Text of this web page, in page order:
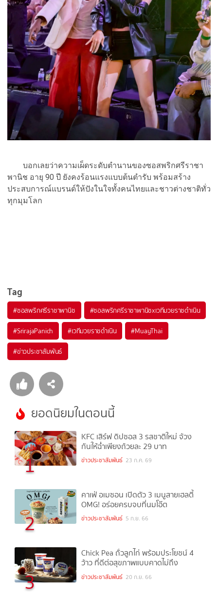
บอกเลยว่าความเผ็ดระดับตำนานของซอสพริกศรีราชา
พานิช อายุ 90 ปี ยังคงร้อนแรงแบบต้นตำรับ พร้อมสร้าง
ประสบการณ์แบรนด์ให้ปังในใจทั้งคนไทยและชาวต่างชาติทั่ว
ทุกมุมโลก
Tag
#ซอสพริกศรีราชาพานิช #ซอสพริกศรีราชาพานิชxเวทีมวยราชดำเนิน
#SrirajaPanich #เวทีมวยราชดำเนิน #MuayThai
#ข่าวประชาสัมพันธ์
ยอดนิยมในตอนนี้
1
KFC เสิร์ฟ ดิปซอส 3 รสชาติใหม่ จ้วง
กันให้ฉ่ำเพียงถ้วยละ 29 บาท
ข่าวประชาสัมพันธ์ 23 ก.ค. 69
2
คาเฟ่ อเมซอน เปิดตัว 3 เมนูสายเฮลตี้
OMG! อร่อยครบจบที่นมโอ๊ต
ข่าวประชาสัมพันธ์ 5 ก.ย. 66
3
Chick Pea ถั่วลูกไก่ พร้อมประโยชน์ 4
ว้าว ที่ดีต่อสุขภาพแบบคาดไม่ถึง
ข่าวประชาสัมพันธ์ 20 ก.ย. 66